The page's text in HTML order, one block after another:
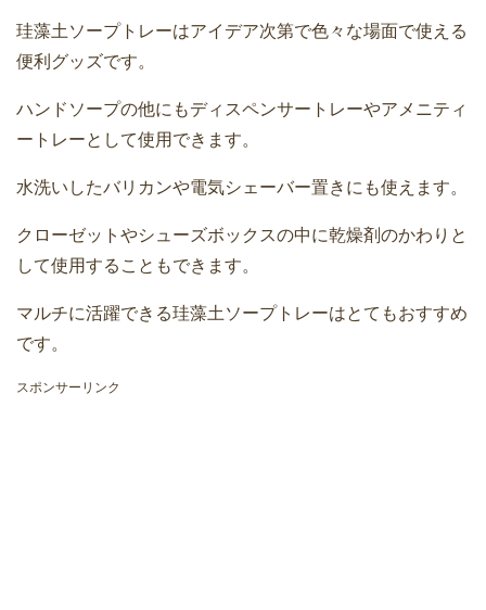
珪藻土ソープトレーはアイデア次第で色々な場面で使える
便利グッズです。
ハンドソープの他にもディスペンサートレーやアメニティ
ートレーとして使用できます。
水洗いしたバリカンや電気シェーバー置きにも使えます。
クローゼットやシューズボックスの中に乾燥剤のかわりと
して使用することもできます。
マルチに活躍できる珪藻土ソープトレーはとてもおすすめ
です。
スポンサーリンク